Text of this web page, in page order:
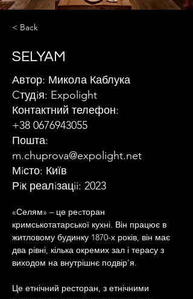
< Back
SELYAM
Автор: Микола Каблука
Cтудiя: Expolight
Контактний телефон:
+38 0676943055
Пошта:
m.chuprova@expolight.net
Мiсто: Київ
Рiк реалiзацii: 2023
«Селям» – це реcторан
кримськотатарської кухні. Він працює в
житловому будинку 1870-х років, він має
два рівні, кілька окремих зал і терасу з
виходом на внутрішнє подвір’я.
Це етнічний ресторан, з етнічними